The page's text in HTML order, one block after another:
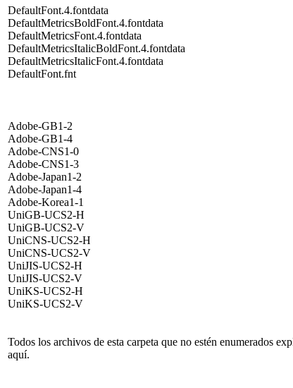
DefaultFont.4.fontdata
DefaultMetricsBoldFont.4.fontdata
DefaultMetricsFont.4.fontdata
DefaultMetricsItalicBoldFont.4.fontdata
DefaultMetricsItalicFont.4.fontdata
DefaultFont.fnt
Adobe-GB1-2
Adobe-GB1-4
Adobe-CNS1-0
Adobe-CNS1-3
Adobe-Japan1-2
Adobe-Japan1-4
Adobe-Korea1-1
UniGB-UCS2-H
UniGB-UCS2-V
UniCNS-UCS2-H
UniCNS-UCS2-V
UniJIS-UCS2-H
UniJIS-UCS2-V
UniKS-UCS2-H
UniKS-UCS2-V
Todos los archivos de esta carpeta que no estén enumerados
aquí.